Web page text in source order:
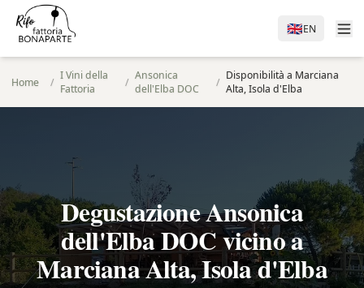
🇬🇧EN
Home / I Vini della
Fattoria
/ Ansonica
dell'Elba DOC
/ Disponibilità a Marciana
Alta, Isola d'Elba
Degustazione Ansonica
dell'Elba DOC vicino a
Marciana Alta, Isola d'Elba